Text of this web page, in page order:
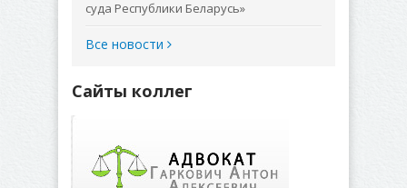
суда Республики Беларусь»
Все новости
Сайты коллег